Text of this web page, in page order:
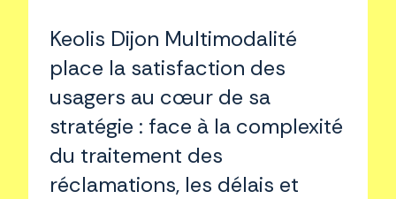
Keolis Dijon Multimodalité
place la satisfaction des
usagers au cœur de sa
stratégie : face à la complexité
du traitement des
réclamations, les délais et